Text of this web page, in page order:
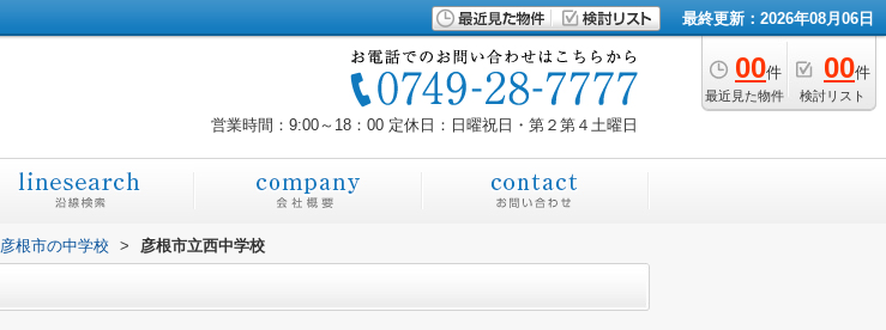
最終更新：2026年08月06日
00件
最近見た物件
00件
検討リスト
営業時間：9:00～18：00 定休日：日曜祝日・第２第４土曜日
彦根市の中学校 > 彦根市立西中学校